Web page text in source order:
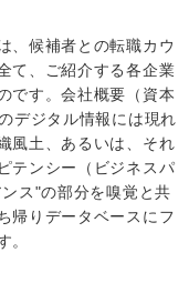
、候補者との転職カウ
て、ご紹介する各企業
です。会社概要（資本
デジタル情報には現れ
風土、あるいは、それ
テンシー（ビジネスパ
ス"の部分を嗅覚と共
帰りデータベースにフ
。